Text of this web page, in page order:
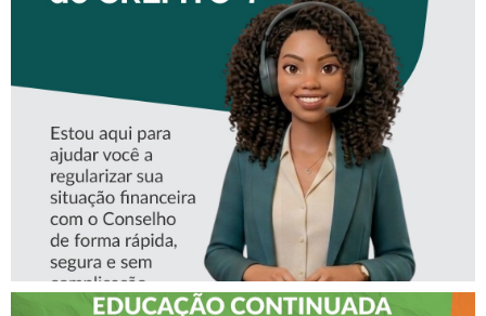
CONHEÇA A ‘ALINE’,
ASSISTENTE VIRTUAL DO
CREFITO-7